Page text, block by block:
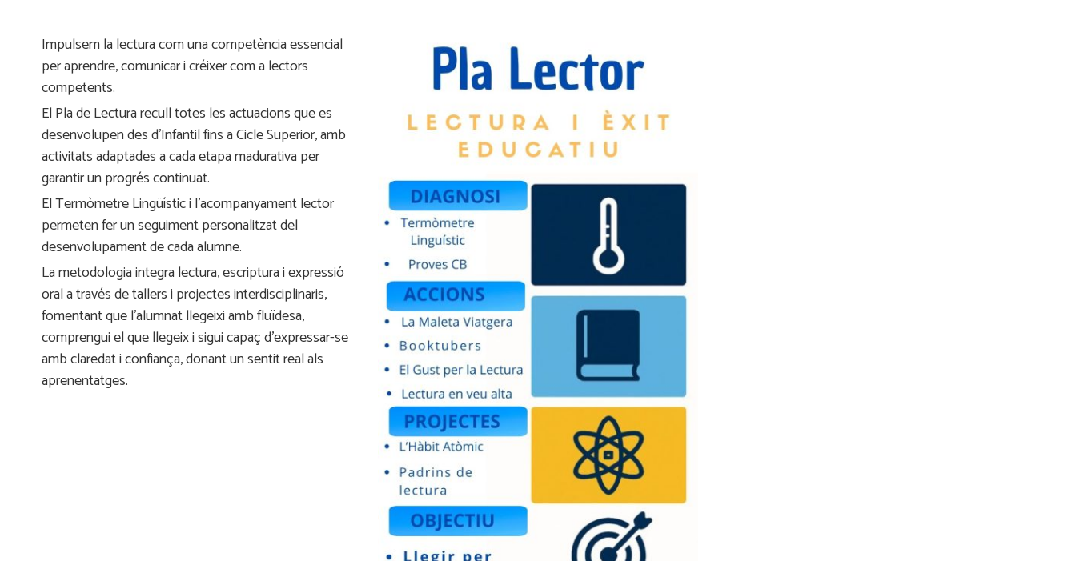
Impulsem la lectura com una competència essencial
per aprendre, comunicar i créixer com a lectors
competents.
El Pla de Lectura recull totes les actuacions que es
desenvolupen des d’Infantil fins a Cicle Superior, amb
activitats adaptades a cada etapa madurativa per
garantir un progrés continuat.
El Termòmetre Lingüístic i l’acompanyament lector
permeten fer un seguiment personalitzat del
desenvolupament de cada alumne.
La metodologia integra lectura, escriptura i expressió
oral a través de tallers i projectes interdisciplinaris,
fomentant que l’alumnat llegeixi amb fluïdesa,
comprengui el que llegeix i sigui capaç d’expressar-se
amb claredat i confiança, donant un sentit real als
aprenentatges.